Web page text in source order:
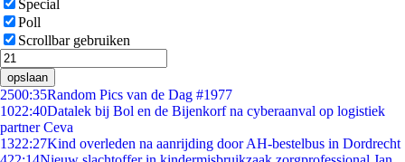
Special
Poll
Scrollbar gebruiken
opslaan
2500:35Random Pics van de Dag #1977
1022:40Datalek bij Bol en de Bijenkorf na cyberaanval op logistiek
partner Ceva
1322:27Kind overleden na aanrijding door AH-bestelbus in Dordrecht